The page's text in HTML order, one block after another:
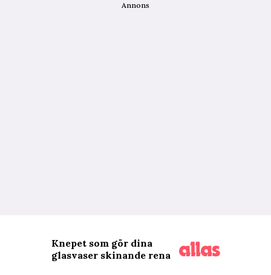
Annons
Knepet som gör dina
glasvaser skinande rena